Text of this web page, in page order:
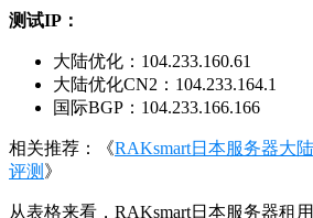
测试IP：
大陆优化：104.233.160.61
大陆优化CN2：104.233.164.1
国际BGP：104.233.166.166
相关推荐：《RAKsmart日本服务器大
评测 》
从表格来看，RAKsmart日本服务器租